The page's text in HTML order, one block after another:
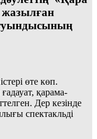
өте көп.
қарама-
Дер кезінде
спектакльді